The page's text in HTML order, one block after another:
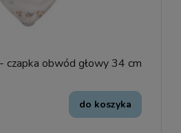
czapka obwód głowy 34 cm
do koszyka